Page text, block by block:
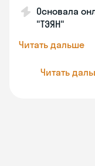
Основала
"ТЭЯН"
Читать дальше
Читать